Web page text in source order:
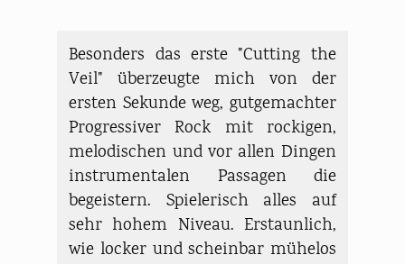
Besonders das erste "Cutting the
Veil" überzeugte mich von der
ersten Sekunde weg, gutgemachter
Progressiver Rock mit rockigen,
melodischen und vor allen Dingen
instrumentalen Passagen die
begeistern. Spielerisch alles auf
sehr hohem Niveau. Erstaunlich,
wie locker und scheinbar mühelos